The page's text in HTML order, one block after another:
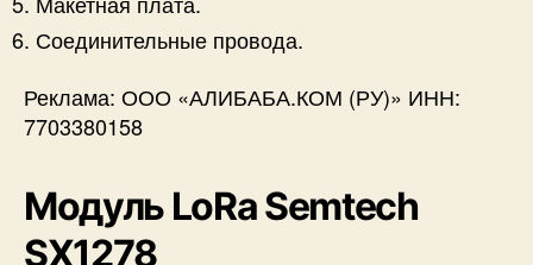
Соединительные провода.
Реклама: ООО «АЛИБАБА.КОМ (РУ)» ИНН:
7703380158
Модуль LoRa Semtech
SX1278